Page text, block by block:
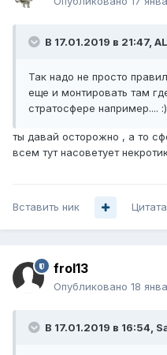
В 17.01.2019 в 21:47,
Так надо не просто
еще и монтировать там
стратосфере например.... :)
ты давай осторожно , а то
всем тут насоветует
Вставить ник Цитата
frol13
Опубликовано 18
В 17.01.2019 в 16:54,